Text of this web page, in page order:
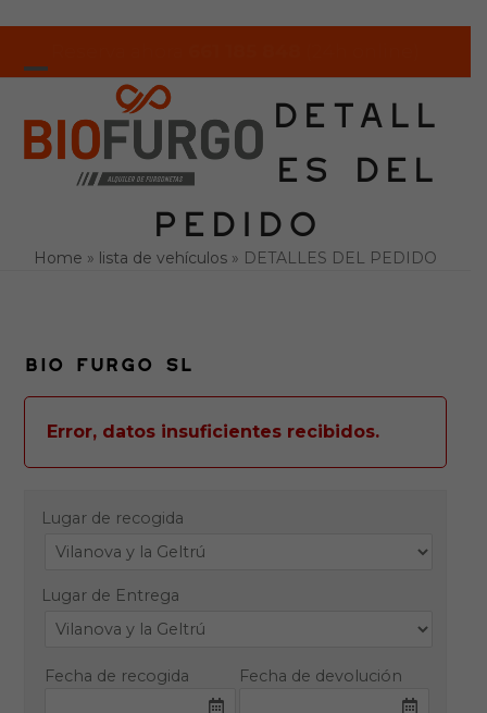
content
mobile
menu
mobile
menu
DETALL
ES DEL
PEDIDO
Home » lista de vehículos » DETALLES DEL PEDIDO
BIO FURGO SL
Error, datos insuficientes recibidos.
Lugar de recogida
Lugar de Entrega
Fecha de recogida Fecha de devolución